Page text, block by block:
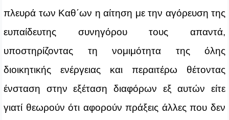
πλευρά των Καθ΄ων η αίτηση με την αγόρευση της
ευπαίδευτης συνηγόρου τους απαντά,
υποστηρίζοντας τη νομιμότητα της όλης
διοικητικής ενέργειας και περαιτέρω θέτοντας
ένσταση στην εξέταση διαφόρων εξ αυτών είτε
γιατί θεωρούν ότι αφορούν πράξεις άλλες που δεν